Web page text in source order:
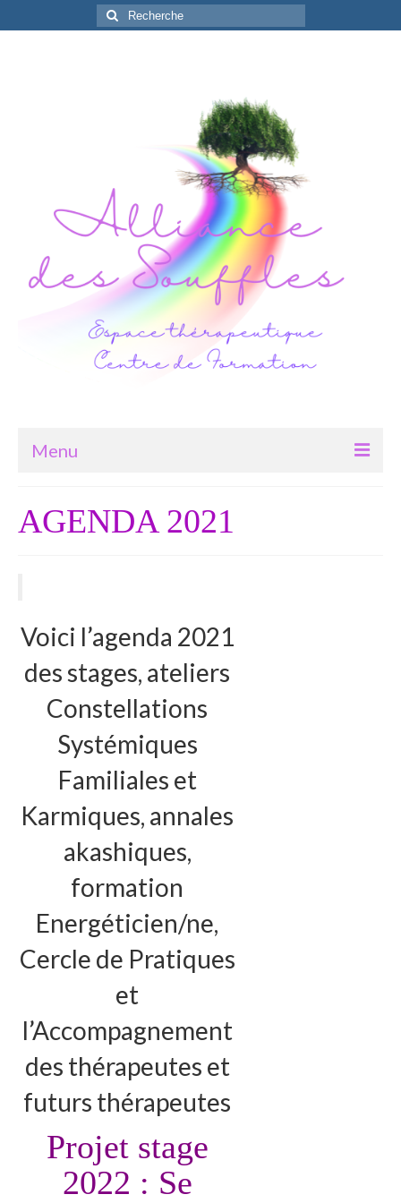
Rechercher
:
Menu
Accompagnements
…ma grossesse et ma vie de bébé
…dans ma peau d’ado
…dans mon corps
…dans mon corps qui vieillit
Constellations Systémiques Familiales
Karmiques Chamaniques Animales
Tarot-Constellation
Soin de l’Aura
Annales akashiques
Relation à l’argent
Séances
Mieux-être et auto-guérison
Se sortir d’une situation
Se révéler à soi
Formations
Formation Energéticien-ne diplômante
AGENDA 2021
Voici l’agenda 2021
des stages, ateliers
Constellations
Systémiques
Familiales et
Karmiques, annales
akashiques,
formation
Energéticien/ne,
Cercle de Pratiques
et
l’Accompagnement
des thérapeutes et
futurs thérapeutes
Projet stage
2022 : Se